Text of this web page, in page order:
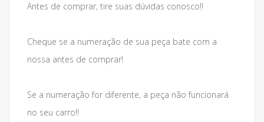
Antes de comprar, tire suas dúvidas conosco!!
Cheque se a numeração de sua peça bate com a
nossa antes de comprar!
Se a numeração for diferente, a peça não funcionará
no seu carro!!